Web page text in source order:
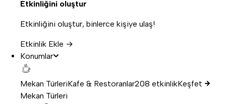
Etkinliğini oluştur
Etkinliğini oluştur, binlerce kişiye ulaş!
Etkinlik Ekle →
Konumlar
Mekan TürleriKafe & Restoranlar208 etkinlikKeşfet
Mekan Türleri